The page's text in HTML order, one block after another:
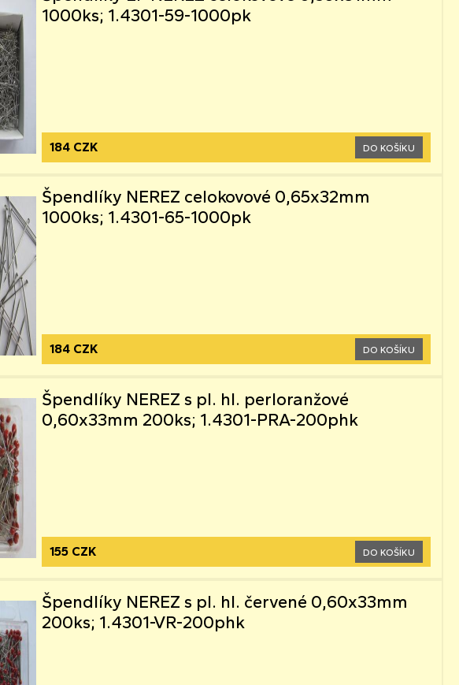
1000ks; 1.4301-59-1000pk
184 CZK DO KOŠÍKU
Špendlíky NEREZ celokovové 0,65x32mm
1000ks; 1.4301-65-1000pk
184 CZK DO KOŠÍKU
Špendlíky NEREZ s pl. hl. perloranžové
0,60x33mm 200ks; 1.4301-PRA-200phk
155 CZK DO KOŠÍKU
Špendlíky NEREZ s pl. hl. červené 0,60x33mm
200ks; 1.4301-VR-200phk